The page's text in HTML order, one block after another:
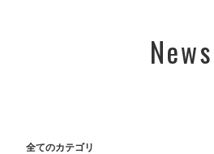
News
全てのカテゴリ